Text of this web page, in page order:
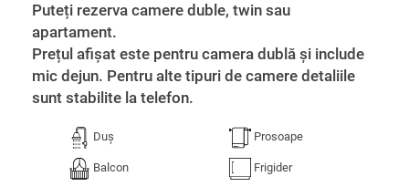
Puteți rezerva camere duble, twin sau
apartament.
Prețul afișat este pentru camera dublă și include
mic dejun. Pentru alte tipuri de camere detaliile
sunt stabilite la telefon.
Duș
Balcon
Prosoape
Frigider